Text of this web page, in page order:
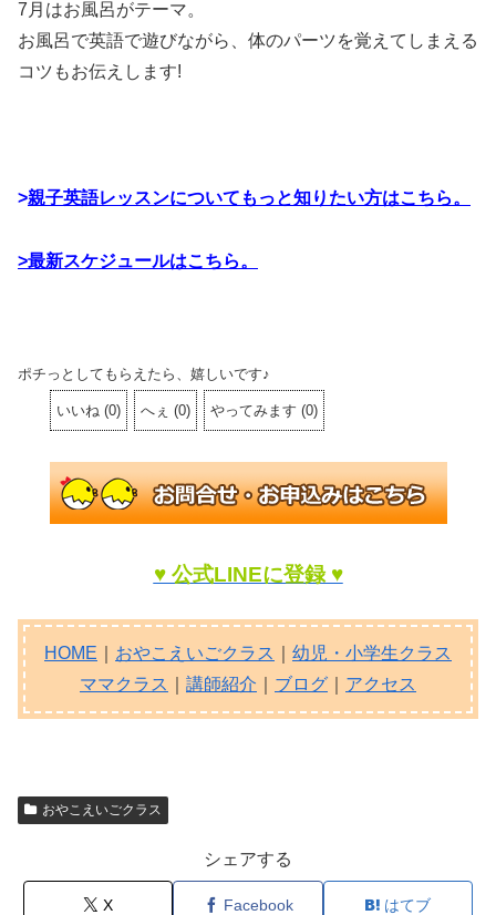
7月はお風呂がテーマ。
お風呂で英語で遊びながら、体のパーツを覚えてしまえる
コツもお伝えします!
>親子英語レッスンについてもっと知りたい方はこちら。
>最新スケジュールはこちら。
ポチっとしてもらえたら、嬉しいです♪
いいね (0) へぇ (0) やってみます (0)
♥ 公式LINEに登録 ♥
HOME おやこえいごクラス
幼児・小学生クラス
ママクラス
講師紹介 ブログ アクセス
おやこえいごクラス
シェアする
X Facebook はてブ